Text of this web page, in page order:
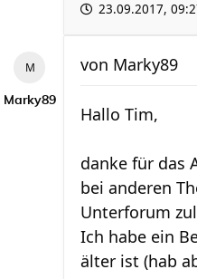
23.09.2017,
Marky89
von Marky89
Hallo Tim,
danke für das
bei anderen
Unterforum
Ich habe ein
älter ist (hab